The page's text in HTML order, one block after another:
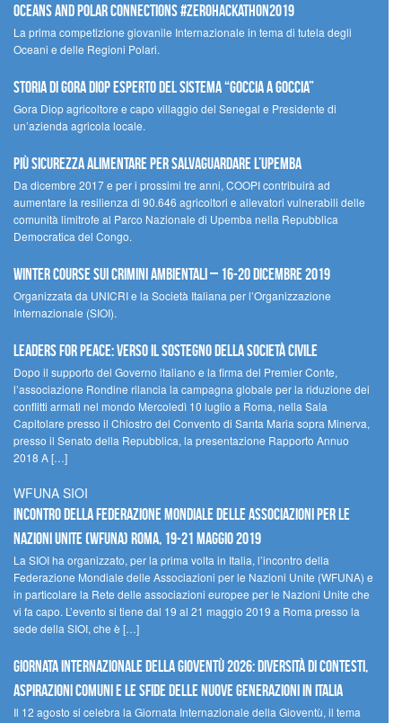
Oceans and Polar Connections #ZEROHackathon2019
La prima competizione giovanile Internazionale in tema di tutela degli
Oceani e delle Regioni Polari.
STORIA DI GORA DIOP ESPERTO DEL SISTEMA “GOCCIA A GOCCIA”
Gora Diop agricoltore e capo villaggio del Senegal e Presidente di
un’azienda agricola locale.
Più sicurezza alimentare per salvaguardare l’Upemba
Da dicembre 2017 e per i prossimi tre anni, COOPI contribuirà ad
aumentare la resilienza di 90.646 agricoltori e allevatori vulnerabili delle
comunità limitrofe al Parco Nazionale di Upemba nella Repubblica
Democratica del Congo.
Winter Course sui Crimini Ambientali – 16-20 Dicembre 2019
Organizzata da UNICRI e la Società Italiana per l’Organizzazione
Internazionale (SIOI).
Leaders for peace: verso il sostegno della società civile
Dopo il supporto del Governo italiano e la firma del Premier Conte,
l’associazione Rondine rilancia la campagna globale per la riduzione dei
conflitti armati nel mondo Mercoledì 10 luglio a Roma, nella Sala
Capitolare presso il Chiostro del Convento di Santa Maria sopra Minerva,
presso il Senato della Repubblica, la presentazione Rapporto Annuo
2018 A […]
WFUNA SIOI
Incontro della Federazione Mondiale delle Associazioni per le
Nazioni Unite (WFUNA) Roma, 19-21 maggio 2019
La SIOI ha organizzato, per la prima volta in Italia, l’incontro della
Federazione Mondiale delle Associazioni per le Nazioni Unite (WFUNA) e
in particolare la Rete delle associazioni europee per le Nazioni Unite che
vi fa capo. L’evento si tiene dal 19 al 21 maggio 2019 a Roma presso la
sede della SIOI, che è […]
GIORNATA INTERNAZIONALE DELLA GIOVENTÙ 2026: DIVERSITÀ DI CONTESTI,
ASPIRAZIONI COMUNI E LE SFIDE DELLE NUOVE GENERAZIONI IN ITALIA
Il 12 agosto si celebra la Giornata Internazionale della Gioventù, il tema